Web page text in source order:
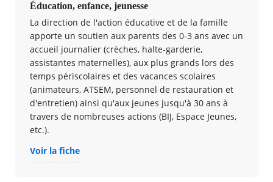
Éducation, enfance, jeunesse
La direction de l'action éducative et de la famille
apporte un soutien aux parents des 0-3 ans avec un
accueil journalier (crèches, halte-garderie,
assistantes maternelles), aux plus grands lors des
temps périscolaires et des vacances scolaires
(animateurs, ATSEM, personnel de restauration et
d'entretien) ainsi qu'aux jeunes jusqu'à 30 ans à
travers de nombreuses actions (BIJ, Espace Jeunes,
etc.).
Voir la fiche